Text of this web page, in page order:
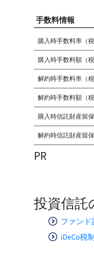
手数料情報
購入時手数料率（税
購入時手数料額（税
解約時手数料率（税
解約時手数料額（税
購入時信託財産留
解約時信託財産留
PR
投資信託
ファンド
iDeCo税